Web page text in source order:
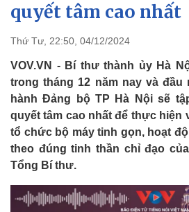
Quốc hội
Nhận diện sự thật
Giáo
quyết tâm cao nhất
Thứ Tư, 22:50, 04/12/2024
VOV.VN - Bí thư thành ủy Hà
trong tháng 12 năm nay và đầu
hành Đảng bộ TP Hà Nội sẽ
quyết tâm cao nhất để thực hiện
tổ chức bộ máy tinh gọn, hoạt
theo đúng tinh thần chỉ đạo
Tổng Bí thư.